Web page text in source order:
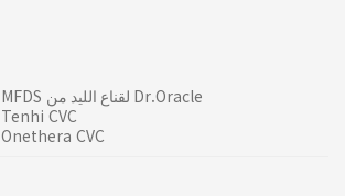
شهادة MFDS لقناع الليد من Dr.Oracle
شهادة Tenhi CVC
شهادة Onethera CVC